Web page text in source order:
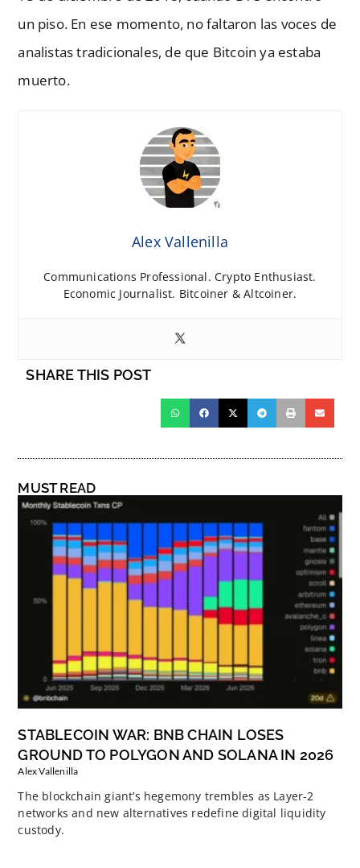
un piso. En ese momento, no faltaron las voces de
analistas tradicionales, de que Bitcoin ya estaba
muerto.
Alex Vallenilla
Communications Professional. Crypto Enthusiast.
Economic Journalist. Bitcoiner & Altcoiner.
SHARE THIS POST
MUST READ
STABLECOIN WAR: BNB CHAIN LOSES
GROUND TO POLYGON AND SOLANA IN 2026
Alex Vallenilla
The blockchain giant’s hegemony trembles as Layer-2
networks and new alternatives redefine digital liquidity
custody.